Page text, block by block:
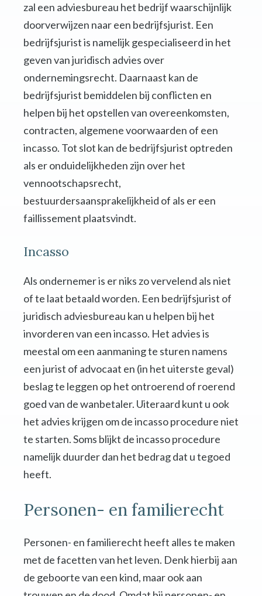
zal een adviesbureau het bedrijf waarschijnlijk
doorverwijzen naar een bedrijfsjurist. Een
bedrijfsjurist is namelijk gespecialiseerd in het
geven van juridisch advies over
ondernemingsrecht. Daarnaast kan de
bedrijfsjurist bemiddelen bij conflicten en
helpen bij het opstellen van overeenkomsten,
contracten, algemene voorwaarden of een
incasso. Tot slot kan de bedrijfsjurist optreden
als er onduidelijkheden zijn over het
vennootschapsrecht,
bestuurdersaansprakelijkheid of als er een
faillissement plaatsvindt.
Incasso
Als ondernemer is er niks zo vervelend als niet
of te laat betaald worden. Een bedrijfsjurist of
juridisch adviesbureau kan u helpen bij het
invorderen van een incasso. Het advies is
meestal om een aanmaning te sturen namens
een jurist of advocaat en (in het uiterste geval)
beslag te leggen op het ontroerend of roerend
goed van de wanbetaler. Uiteraard kunt u ook
het advies krijgen om de incasso procedure niet
te starten. Soms blijkt de incasso procedure
namelijk duurder dan het bedrag dat u tegoed
heeft.
Personen- en familierecht
Personen- en familierecht heeft alles te maken
met de facetten van het leven. Denk hierbij aan
de geboorte van een kind, maar ook aan